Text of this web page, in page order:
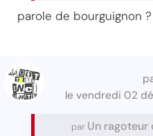
parole de bourguignon ?
le vendredi 02
par Un